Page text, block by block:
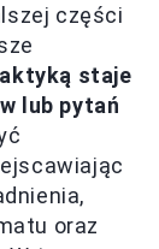
części
staje
lub pytań
oraz